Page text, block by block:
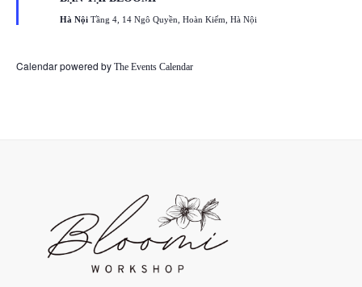
Hà Nội Tầng 4, 14 Ngô Quyền, Hoàn Kiếm, Hà Nội
Calendar powered by The Events Calendar